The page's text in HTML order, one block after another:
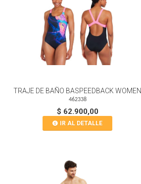
TRAJE DE BAÑO BASPEEDBACK WOMEN
462338
$ 62.900,00
IR AL DETALLE